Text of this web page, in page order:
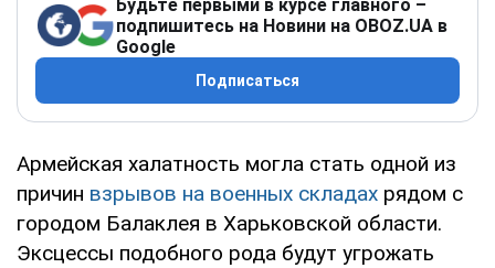
Будьте первыми в курсе главного –
подпишитесь на Новини на OBOZ.UA в
Google
Подписаться
Армейская халатность могла стать одной из
причин взрывов на военных складах рядом с
городом Балаклея в Харьковской области.
Эксцессы подобного рода будут угрожать